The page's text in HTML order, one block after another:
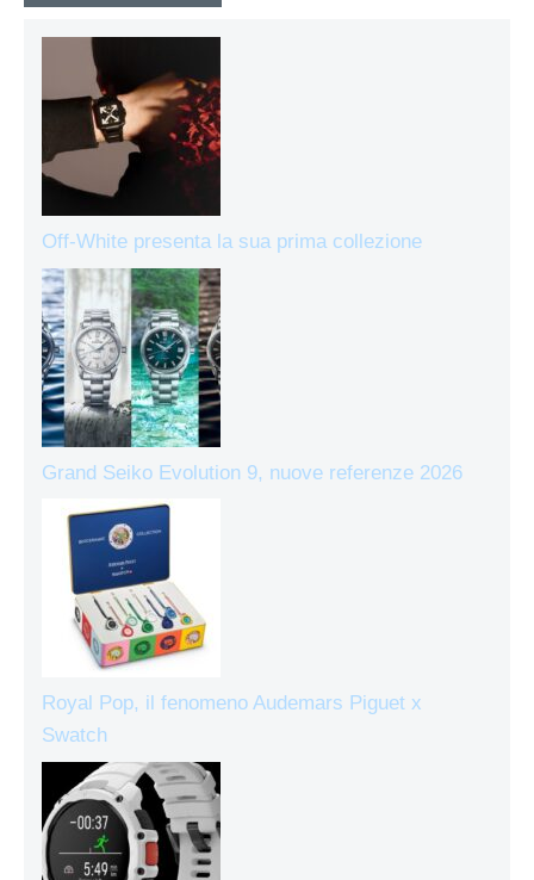
Off-White presenta la sua prima collezione
Grand Seiko Evolution 9, nuove referenze 2026
Royal Pop, il fenomeno Audemars Piguet x
Swatch